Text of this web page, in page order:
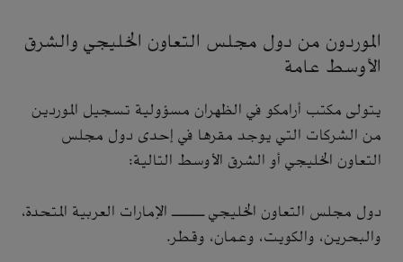
الموردون من دول مجلس التعاون الخليجي والشرق
الأوسط عامة
يتولى مكتب أرامكو في الظهران مسؤولية تسجيل الموردين
من الشركات التي يوجد مقرها في إحدى دول مجلس
التعاون الخليجي أو الشرق الأوسط التالية:
دول مجلس التعاون الخليجي ـــ الإمارات العربية المتحدة،
والبحرين، والكويت، وعمان، وقطر.